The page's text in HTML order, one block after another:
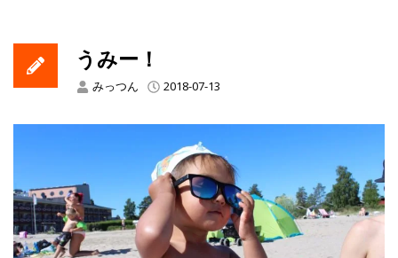
うみー！
みっつん 2018-07-13